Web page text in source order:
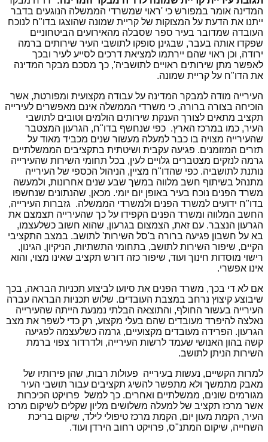
המדינה אומר במפורש כי 'ראוי שמשרדי הממשלה הנוגעים בדבר
ייתנו את הדעת על המצוקות של קריית שמונה שהוצגו בדו"ח לנוכח
העובדה שמדובר בעיר ספר שסבלה מהאירועים הביטחוניים
שפקדו אותה בעבר, שבגינן סופקו לתושבי העיר שירותים ברמה
ירודה, וכן ראוי שהם יירתמו למציאת דרכים לסייע לעיר ובכך
לאפשר מתן שירותים ראויים לתושביה', כך מסכם מבקר המדינה
את הדו"ח על קריית שמונה.
העירייה מודה למבקר המדינה על עבודה מקצועית ומפורטת, אשר
הוכיחה בצורה ברורה, כי משרדי הממשלה אינם מאפשרים לעירייה
תקציב מתאים לצורך הענקת שירותים הולמים וטובים לתושבי
העיר, כמו במרכז הארץ. כפי שנחשף בדו"ח, הגרעון המצטבר
שהעירייה מצויה בו כבר למעלה מעשור שנים מכביד מאוד על
תזרים המזומנים. פגיעה עקבית ושיטתית בתקציבים הממשלתיים
גרמה לנזקים מצטברים גלויים לעין, בכל תחומי השירות שהעירייה
נותנת לתושביה. כפי שהדו"ח מציין, הניהול הכספי של העירייה
מתנהל בשיתוף חשב מלווה במשך שבע שנים אחרונות, ולמעשה
משרד הפנים נוכח בעיר באופן יום יומי. מכאן, שהנתונים שנחשפו
בדו"ח ידועים למשרד הפנים ולמשרדי הממשלה. גזברות העירייה,
החשב המלווה ומשרד הפנים הקפידו על כך שהעירייה תצמצם את
הגרעון הנצבר. עם זאת, הצמצום בגרעון, שהוא חשוב כשלעצמו,
בא על חשבון פגיעה ברורה ב'סל השירות' לתושב. במצב התקציבי
הקיים, שיפור השירות לתושב, בתחומי התשתיות, הניקיון, הגינון,
רישוי מוסדות חינוך ועוד, שיפור כזה דורש תקציב שאינו מצוי, והוא
אינו אפשרי.
אם לא די בכך, משרד הפנים את סיועו לביצוע תכניות הבראה, בכך
שיבוצע קיצוץ נרחב במצבת העובדים. שלוש תכניות הבראה עברה
העירייה בעשור החולף, והתוצאה הבלתי נמנעת הייתה שהעירייה
נאלצה להיפרד מעובדים שהם בעלי מקצוע, רק כדי לשפר את מצב
הגרעון. הפרידה מעובדים מקצועיים, גרמה כשלעצמה לפגיעה
קשה בהון האנושי שעמד לרשות העירייה, ולדרדור צפוי ברמת
השירות הניתן לתושב.
למרות הקשיים, נעשות בעירייה פעולות רבות, שהן פירותיו של
מאבק מתמשך ולא מתפשר להשיג תקציבים עבור תושבי העיר
מגורמים שונים, ממשלתיים ואחרים. כך למשל פרויקט הכיכרות
אשר מרכז תקציב של למעלה משלושים מליון שקלים לשיקום מרכז
העיר, הקמת מעון יום, הקמת מרכז טיפולי לילד, שיקום בריכת
השחייה, שיקום המתנ"ס, פרויקט רחוב הירדן ועוד.